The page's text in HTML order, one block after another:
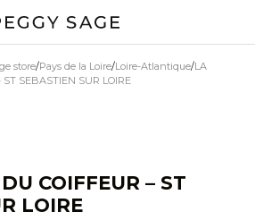
store Pays de la Loire Loire-Atlantique LA
SEBASTIEN SUR LOIRE
COIFFEUR – ST
LOIRE